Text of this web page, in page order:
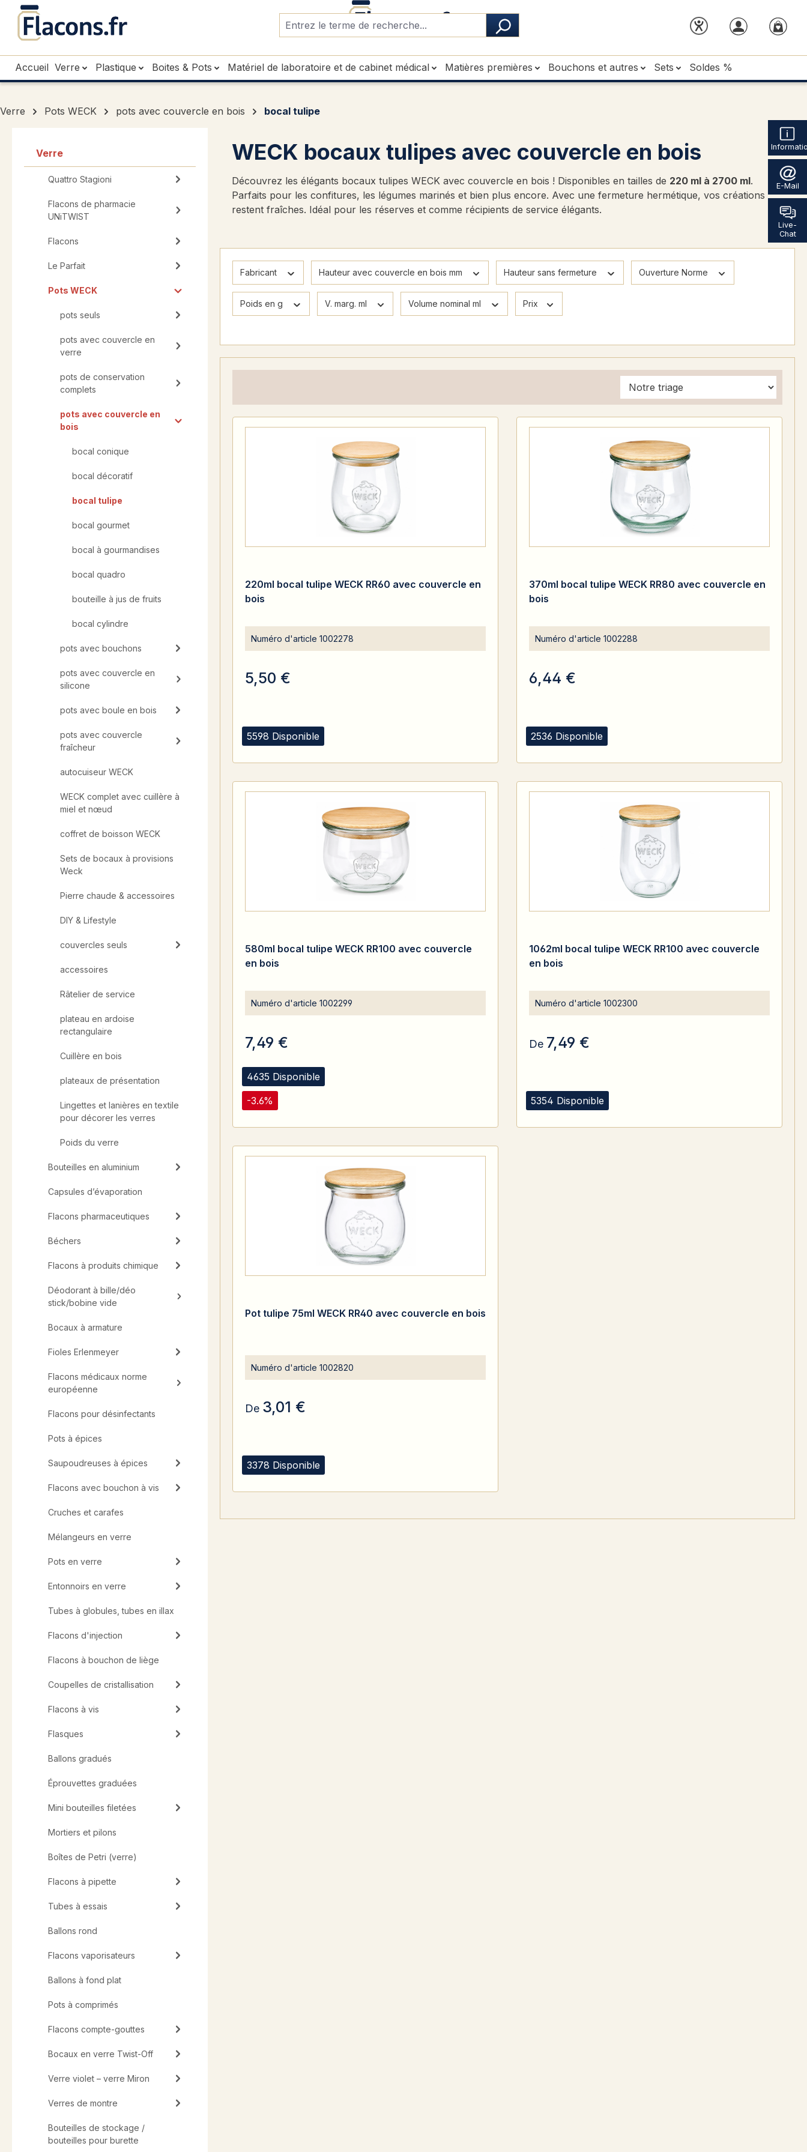
au contenu principal
Passer à la recherche
Passer à la navigation principale
E-Mail
Live-
Chat
Accueil Verre Plastique Boites & Pots Matériel de laboratoire et de cabinet médical Matières premières Bouchons et autres Sets Soldes %
Verre Pots WECK pots avec couvercle en bois bocal tulipe
Verre
Quattro Stagioni
Flacons de pharmacie
UNiTWIST
Flacons
Le Parfait
Pots WECK
pots seuls
pots avec couvercle en
verre
pots de conservation
complets
pots avec couvercle en
bois
bocal conique
bocal décoratif
bocal tulipe
bocal gourmet
bocal à gourmandises
bocal quadro
bouteille à jus de fruits
bocal cylindre
pots avec bouchons
pots avec couvercle en
silicone
pots avec boule en bois
pots avec couvercle
fraîcheur
autocuiseur WECK
WECK complet avec cuillère à
miel et nœud
coffret de boisson WECK
Sets de bocaux à provisions
Weck
Pierre chaude & accessoires
DIY & Lifestyle
couvercles seuls
accessoires
Râtelier de service
plateau en ardoise
rectangulaire
Cuillère en bois
plateaux de présentation
Lingettes et lanières en textile
pour décorer les verres
Poids du verre
Bouteilles en aluminium
Capsules d’évaporation
Flacons pharmaceutiques
Béchers
Flacons à produits chimique
Déodorant à bille/déo
stick/bobine vide
Bocaux à armature
Fioles Erlenmeyer
Flacons médicaux norme
européenne
Flacons pour désinfectants
Pots à épices
Saupoudreuses à épices
Flacons avec bouchon à vis
Cruches et carafes
Mélangeurs en verre
Pots en verre
Entonnoirs en verre
Tubes à globules, tubes en illax
Flacons d'injection
Flacons à bouchon de liège
Coupelles de cristallisation
Flacons à vis
Flasques
Ballons gradués
Éprouvettes graduées
Mini bouteilles filetées
Mortiers et pilons
Boîtes de Petri (verre)
Flacons à pipette
Tubes à essais
Ballons rond
Flacons vaporisateurs
Ballons à fond plat
Pots à comprimés
Flacons compte-gouttes
Bocaux en verre Twist-Off
Verre violet – verre Miron
Verres de montre
Bouteilles de stockage /
bouteilles pour burette
WECK bocaux tulipes avec couvercle en bois
Découvrez les élégants bocaux tulipes WECK avec couvercle en bois ! Disponibles en tailles de 220 ml à 2700 ml.
Parfaits pour les confitures, les légumes marinés et bien plus encore. Avec une fermeture hermétique, vos créations
restent fraîches. Idéal pour les réserves et comme récipients de service élégants.
Fabricant Hauteur avec couvercle en bois mm Hauteur sans fermeture Ouverture Norme
Poids en g V. marg. ml Volume nominal ml Prix
5598 Disponible
220ml bocal tulipe WECK RR60 avec couvercle en
bois
Numéro d'article 1002278
5,50 €
2536 Disponible
370ml bocal tulipe WECK RR80 avec couvercle en
bois
Numéro d'article 1002288
6,44 €
4635 Disponible
-3.6%
580ml bocal tulipe WECK RR100 avec couvercle
en bois
Numéro d'article 1002299
7,49 €
5354 Disponible
1062ml bocal tulipe WECK RR100 avec couvercle
en bois
Numéro d'article 1002300
De 7,49 €
3378 Disponible
Pot tulipe 75ml WECK RR40 avec couvercle en bois
Numéro d'article 1002820
De 3,01 €